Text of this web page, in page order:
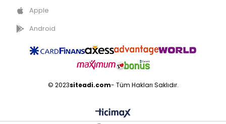
Apple
Android
© 2023siteadi.com- Tüm Hakları Saklıdır.